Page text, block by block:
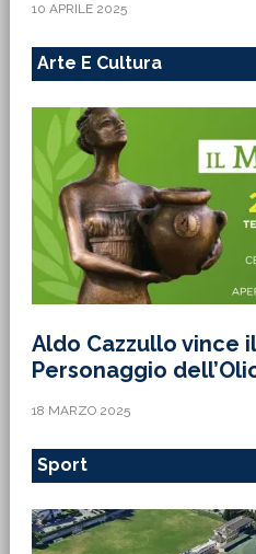
10 APRILE 2025
Arte E Cultura
Aldo Cazzullo vince il
Personaggio
18 MARZO 2025
Sport